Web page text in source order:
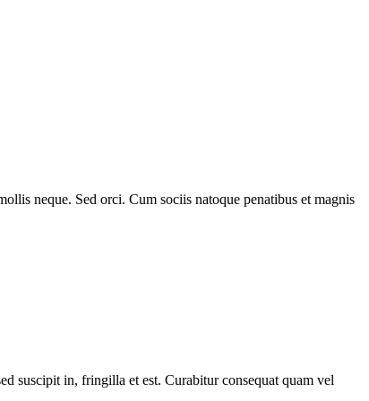
neque. Sed orci. Cum sociis natoque penatibus et magnis
suscipit in, fringilla et est. Curabitur consequat quam vel